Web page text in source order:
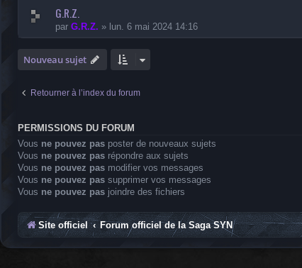
G.R.Z.
par G.R.Z. » lun. 6 mai 2024 14:16
Nouveau sujet
Retourner à l’index du forum
PERMISSIONS DU FORUM
Vous ne pouvez pas poster de nouveaux sujets
Vous ne pouvez pas répondre aux sujets
Vous ne pouvez pas modifier vos messages
Vous ne pouvez pas supprimer vos messages
Vous ne pouvez pas joindre des fichiers
Site officiel Forum officiel de la Saga SYN